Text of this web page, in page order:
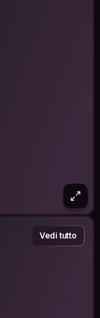
Vedi tutto